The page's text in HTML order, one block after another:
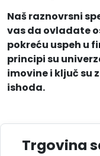
Naš raznovrsni
vas da ovladate
pokreću uspeh u
principi su
imovine i ključ su
ishoda.
Trgovina